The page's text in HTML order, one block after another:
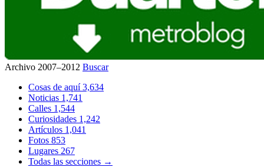
Archivo 2007–2012 Buscar
Cosas de aquí3,634
Noticias 1,741
Calles 1,544
Curiosidades 1,242
Artículos 1,041
Fotos 853
Lugares 267
Todas las secciones →